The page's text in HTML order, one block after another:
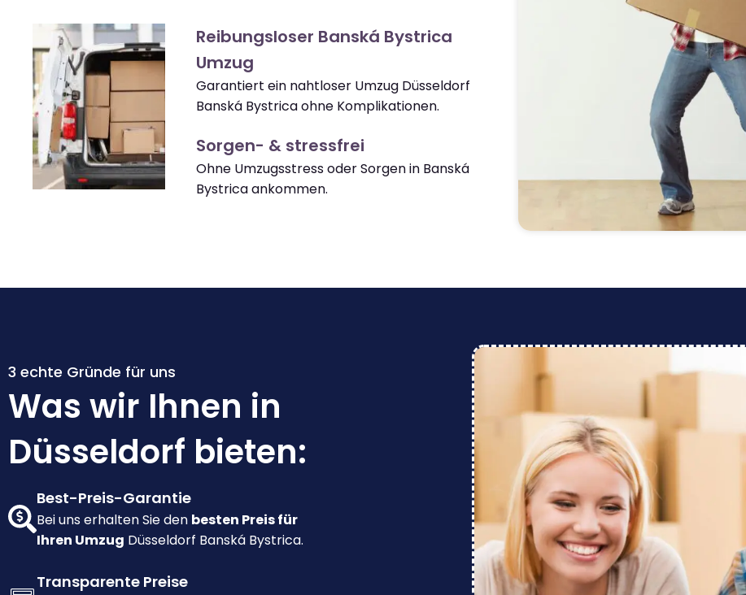
Reibungsloser Banská Bystrica
Umzug
Garantiert ein nahtloser Umzug Düsseldorf
Banská Bystrica ohne Komplikationen.
Sorgen- & stressfrei
Ohne Umzugsstress oder Sorgen in Banská
Bystrica ankommen.
3 echte Gründe für uns
Was wir Ihnen in
Düsseldorf bieten:
Best-Preis-Garantie
Bei uns erhalten Sie den besten Preis für
Ihren Umzug Düsseldorf Banská Bystrica.
Transparente Preise